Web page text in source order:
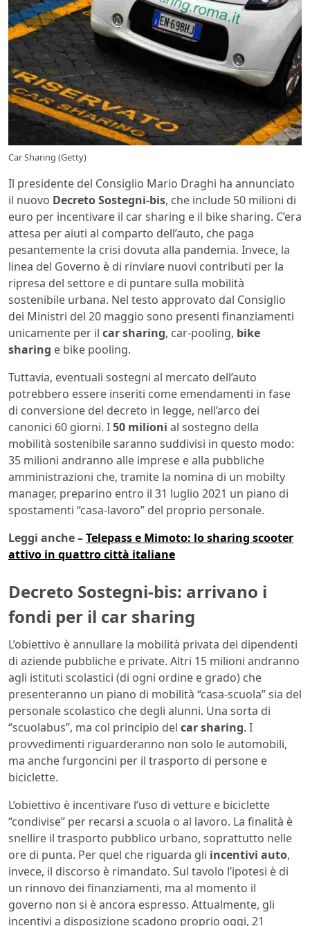
Car Sharing (Getty)
Il presidente del Consiglio Mario Draghi ha annunciato
il nuovo Decreto Sostegni-bis, che include 50 milioni di
euro per incentivare il car sharing e il bike sharing. C’era
attesa per aiuti al comparto dell’auto, che paga
pesantemente la crisi dovuta alla pandemia. Invece, la
linea del Governo è di rinviare nuovi contributi per la
ripresa del settore e di puntare sulla mobilità
sostenibile urbana. Nel testo approvato dal Consiglio
dei Ministri del 20 maggio sono presenti finanziamenti
unicamente per il car sharing, car-pooling, bike
sharing e bike pooling.
Tuttavia, eventuali sostegni al mercato dell’auto
potrebbero essere inseriti come emendamenti in fase
di conversione del decreto in legge, nell’arco dei
canonici 60 giorni. I50 milioni al sostegno della
mobilità sostenibile saranno suddivisi in questo modo:
35 milioni andranno alle imprese e alla pubbliche
amministrazioni che, tramite la nomina di un mobilty
manager, preparino entro il 31 luglio 2021 un piano di
spostamenti “casa-lavoro” del proprio personale.
Leggi anche –Telepass e Mimoto: lo sharing scooter
attivo in quattro città italiane
Decreto Sostegni-bis: arrivano i
fondi per il car sharing
L’obiettivo è annullare la mobilità privata dei dipendenti
di aziende pubbliche e private. Altri 15 milioni andranno
agli istituti scolastici (di ogni ordine e grado) che
presenteranno un piano di mobilità “casa-scuola” sia del
personale scolastico che degli alunni. Una sorta di
“scuolabus”, ma col principio del car sharing. I
provvedimenti riguarderanno non solo le automobili,
ma anche furgoncini per il trasporto di persone e
biciclette.
L’obiettivo è incentivare l’uso di vetture e biciclette
“condivise” per recarsi a scuola o al lavoro. La finalità è
snellire il trasporto pubblico urbano, soprattutto nelle
ore di punta. Per quel che riguarda gli incentivi auto,
invece, il discorso è rimandato. Sul tavolo l’ipotesi è di
un rinnovo dei finanziamenti, ma al momento il
governo non si è ancora espresso. Attualmente, gli
incentivi a disposizione scadono proprio oggi, 21